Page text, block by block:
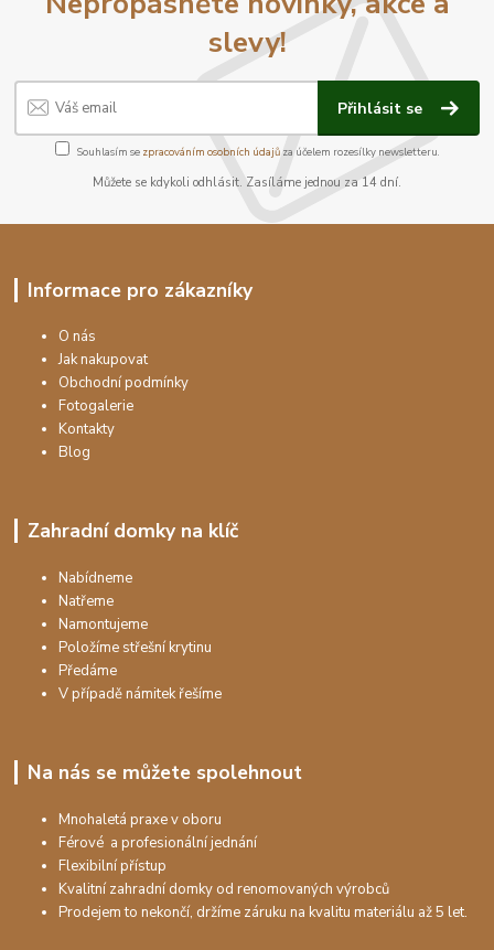
slevy!
Přihlásit se
Souhlasím se zpracováním osobních údajůza účelem rozesílky newsletteru.
Můžete se kdykoli odhlásit. Zasíláme jednou za 14 dní.
Informace pro zákazníky
O nás
Jak nakupovat
Obchodní podmínky
Fotogalerie
Kontakty
Blog
Zahradní domky na klíč
Nabídneme
Natřeme
Namontujeme
Položíme střešní krytinu
Předáme
V případě námitek řešíme
Na nás se můžete spolehnout
Mnohaletá praxe v oboru
Férové a profesionální jednání
Flexibilní přístup
Kvalitní zahradní domky od renomovaných výrobců
Prodejem to nekončí, držíme záruku na kvalitu materiálu až 5 let.